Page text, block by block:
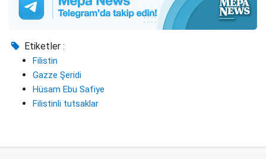
Etiketler :
Filistin
Gazze Şeridi
Hüsam Ebu Safiye
Filistinli tutsaklar